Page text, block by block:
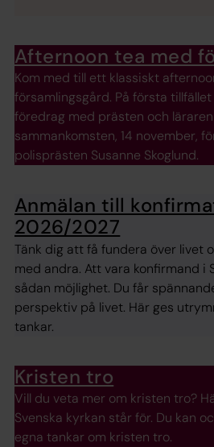
Afternoon tea med
Kom med till ett klassiskt
församlingsgård. På första
föredrag med prästen och läraren
sammankomsten, 14 november,
polisprästen Susanne Skoglund.
Anmälan till
2026/2027
Tänk dig att få fundera över livet
med andra. Att vara konfirmand i
sådan möjlighet. Du får
perspektiv på livet. Här ges
tankar.
Kristen tro
Vill du veta mer om kristen tro?
Svenska kyrkan står för. Du kan
egna tankar om kristen tro.